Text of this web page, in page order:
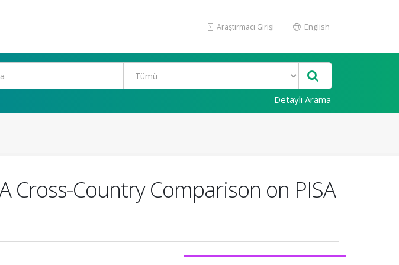
Araştırmacı Girişi English
Detaylı Arama
Cross-Country Comparison on PISA